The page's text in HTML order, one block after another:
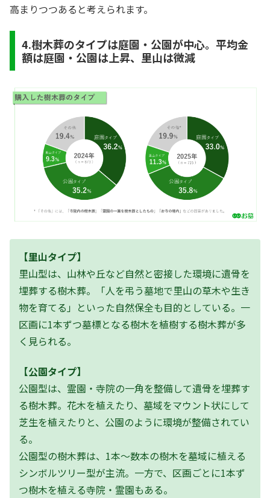
高まりつつあると考えられます。
4.樹木葬のタイプは庭園・公園が中心。平均金
額は庭園・公園は上昇、里山は微減
【里山タイプ】
里山型は、山林や丘など自然と密接した環境に遺骨を
埋葬する樹木葬。「人を弔う墓地で里山の草木や生き
物を育てる」といった自然保全も目的としている。一
区画に1本ずつ墓標となる樹木を植樹する樹木葬が多
く見られる。
【公園タイプ】
公園型は、霊園・寺院の一角を整備して遺骨を埋葬す
る樹木葬。花木を植えたり、墓域をマウント状にして
芝生を植えたりと、公園のように環境が整備されてい
る。
公園型の樹木葬は、1本～数本の樹木を墓域に植える
シンボルツリー型が主流。一方で、区画ごとに1本ず
つ樹木を植える寺院・霊園もある。